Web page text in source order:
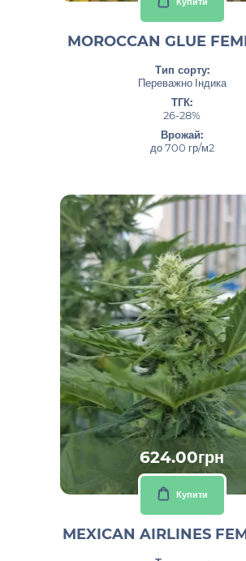
MOROCCAN GLUE
Тип сорту:
Переважно Індика
ТГК:
26-28%
Врожай:
до 700 гр/м2
624.00грн
Купити
MEXICAN AIRLINES